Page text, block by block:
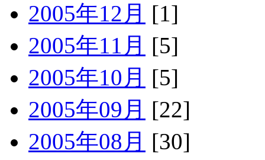
2005年12月 [1]
2005年11月 [5]
2005年10月 [5]
2005年09月 [22]
2005年08月 [30]